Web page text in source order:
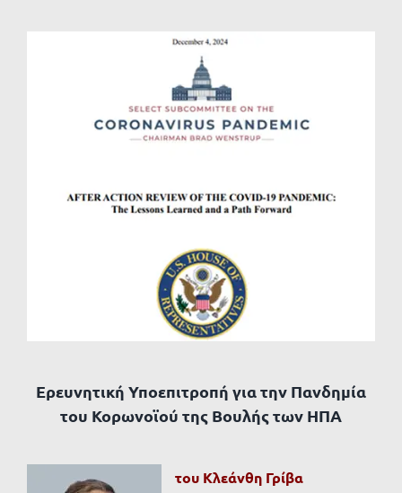
Eρευνητική Υποεπιτροπή για την Πανδημία
του Κορωνοϊού της Βουλής των ΗΠΑ
του Κλεάνθη Γρίβα